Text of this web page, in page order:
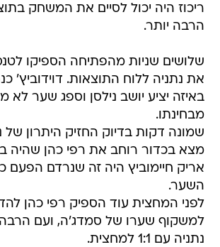
ריכוז היה יכול לסיים את המשחק
הרבה יותר.
שלושים שניות מהפתיחה הספיקו
את נתניה ללוח התוצאות. דוידוביץ'
באיזה יציע יושב נילסן וספג שער לא
מבחינתו.
שמונה דקות בדיוק החזיק היתרון של
מצא בכדור רוחב את רפי כהן שהיה
אריק חיימוביץ היה זה שנרדם
השער.
לפני המחצית עוד הספיק רפי כהן
למשקוף שערו של סמדג'ה, ועם הרבה
נתניה עם 1:1 למחצית.